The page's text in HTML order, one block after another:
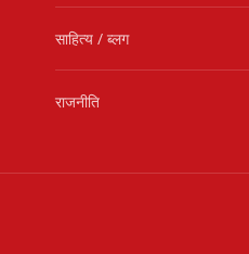
साहित्य / ब्लग
राजनीति